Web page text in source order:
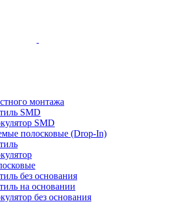
монтажа
SMD
SMD
полосковые (Drop-In)
без основания
на основании
без основания